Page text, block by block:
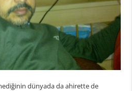
dünyada da ahirette de